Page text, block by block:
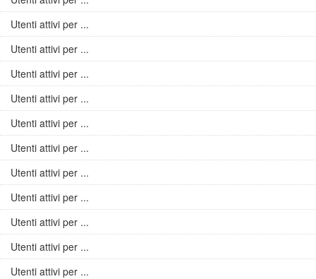
Utenti attivi per ...
Utenti attivi per ...
Utenti attivi per ...
Utenti attivi per ...
Utenti attivi per ...
Utenti attivi per ...
Utenti attivi per ...
Utenti attivi per ...
Utenti attivi per ...
Utenti attivi per ...
Utenti attivi per ...